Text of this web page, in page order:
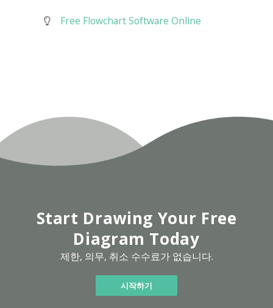
Free Flowchart Software Online
Start Drawing Your Free
Diagram Today
제한, 의무, 취소 수수료가 없습니다.
시작하기